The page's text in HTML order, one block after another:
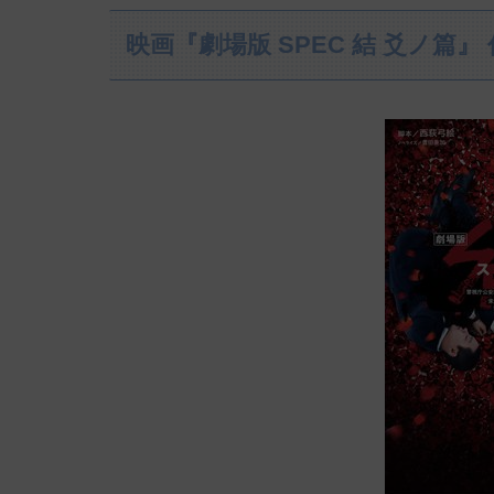
映画『劇場版 SPEC 結 爻ノ篇』